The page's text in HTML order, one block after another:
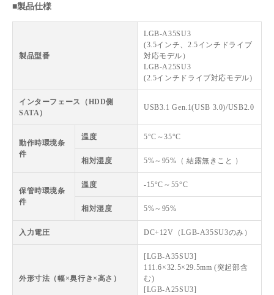
■製品仕様
製品型番
LGB-A35SU3
(3.5インチ、2.5インチドライブ
対応モデル）
LGB-A25SU3
(2.5インチドライブ対応モデル)
インターフェース（HDD側
SATA）
USB3.1 Gen.1(USB 3.0)/USB2.0
動作時環境条
件
温度 5°C～35°C
相対湿度 5%～95%（ 結露無きこと ）
保管時環境条
件
温度 -15°C～55°C
相対湿度 5%～95%
入力電圧 DC+12V（LGB-A35SU3のみ）
外形寸法（幅×奥行き×高さ）
[LGB-A35SU3]
111.6×32.5×29.5mm (突起部含
む)
[LGB-A25SU3]